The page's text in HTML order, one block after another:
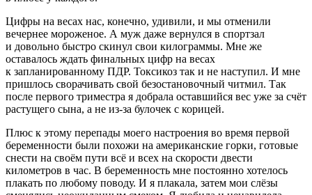
Цифры на весах нас, конечно, удивили, и мы отменили
вечернее мороженое. А муж даже вернулся в спортзал
и довольно быстро скинул свои килограммы. Мне же
оставалось ждать финальных цифр на весах
к запланированному ПДР. Токсикоз так и не наступил. И мне
пришлось сворачивать свой безостановочный читмил. Так
после первого триместра я добрала оставшийся вес уже за счёт
растущего сына, а не из-за булочек с корицей.
Плюс к этому перепады моего настроения во время первой
беременности были похожи на американские горки, готовые
снести на своём пути всё и всех на скорости двести
километров в час. В беременность мне постоянно хотелось
плакать по любому поводу. И я плакала, затем мои слёзы